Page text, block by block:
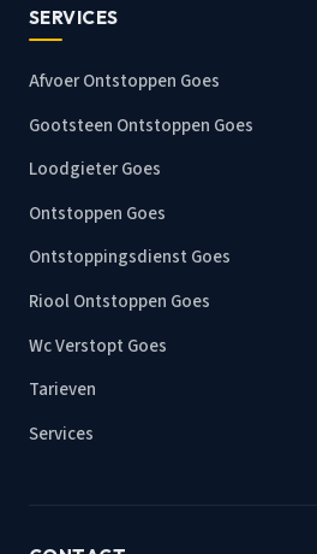
SERVICES
Afvoer Ontstoppen Goes
Gootsteen Ontstoppen Goes
Loodgieter Goes
Ontstoppen Goes
Ontstoppingsdienst Goes
Riool Ontstoppen Goes
Wc Verstopt Goes
Tarieven
Services